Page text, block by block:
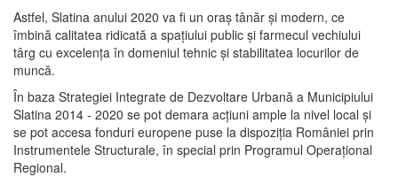
Astfel, Slatina anului 2020 va fi un oraş tânăr şi modern, ce
îmbină calitatea ridicată a spaţiului public şi farmecul vechiului
târg cu excelenţa în domeniul tehnic şi stabilitatea locurilor de
muncă.
În baza Strategiei Integrate de Dezvoltare Urbană a Municipiului
Slatina 2014 - 2020 se pot demara acţiuni ample la nivel local şi
se pot accesa fonduri europene puse la dispoziţia României prin
Instrumentele Structurale, în special prin Programul Operațional
Regional.